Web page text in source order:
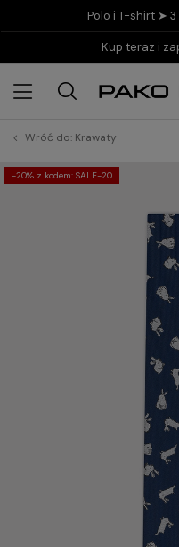
Polo i T-shirt ➤ 3
Kup teraz i
Wróć do: Krawaty
-20% z kodem: SALE-20